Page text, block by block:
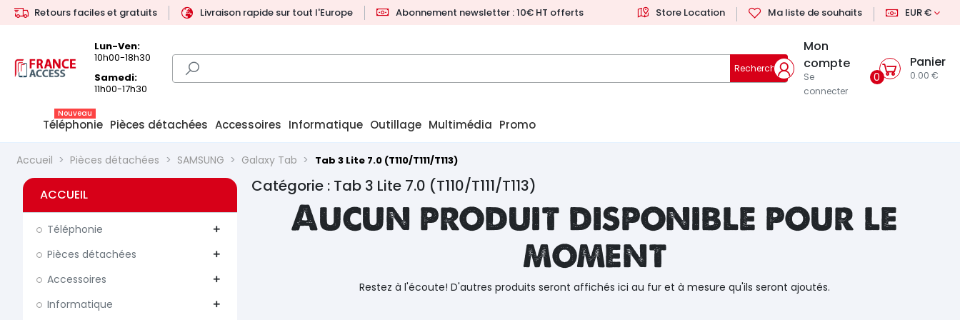
Retours faciles et gratuits Livraison rapide sur tout l'Europe Abonnement newsletter : 10€ HT offerts Store Location Ma liste de souhaits EUR €
Lun-Ven:
10h00-18h30
Samedi:
11h00-17h30
Rechercher
Mon
compte
Se
connecter
0
Panier
0.00 €
Téléphonie
Nouveau
Pièces détachées Accessoires Informatique Outillage Multimédia Promo
Accueil Pièces détachées SAMSUNG Galaxy Tab Tab 3 Lite 7.0 (T110/T111/T113)
ACCUEIL
Téléphonie add
Pièces détachées add
Accessoires add
Informatique add
Catégorie : Tab 3 Lite 7.0 (T110/T111/T113)
Aucun produit disponible pour le
moment
Restez à l'écoute! D'autres produits seront affichés ici au fur et à mesure qu'ils seront ajoutés.